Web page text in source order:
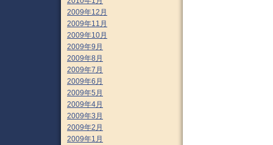
2009年12月
2009年11月
2009年10月
2009年9月
2009年8月
2009年7月
2009年6月
2009年5月
2009年4月
2009年3月
2009年2月
2009年1月